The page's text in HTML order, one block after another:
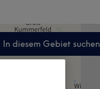
In diesem Gebiet suchen
,